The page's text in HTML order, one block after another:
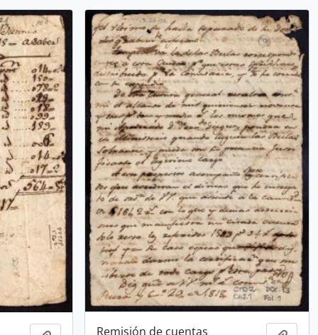
Remisión de cuentas